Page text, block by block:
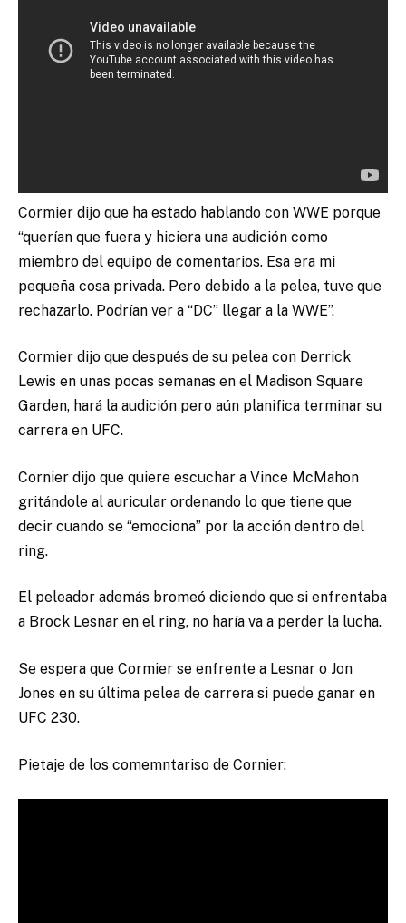
Cormier dijo que ha estado hablando con WWE porque
“querían que fuera y hiciera una audición como
miembro del equipo de comentarios. Esa era mi
pequeña cosa privada. Pero debido a la pelea, tuve que
rechazarlo. Podrían ver a “DC” llegar a la WWE”.
Cormier dijo que después de su pelea con Derrick
Lewis en unas pocas semanas en el Madison Square
Garden, hará la audición pero aún planifica terminar su
carrera en UFC.
Cornier dijo que quiere escuchar a Vince McMahon
gritándole al auricular ordenando lo que tiene que
decir cuando se “emociona” por la acción dentro del
ring.
El peleador además bromeó diciendo que si enfrentaba
a Brock Lesnar en el ring, no haría va a perder la lucha.
Se espera que Cormier se enfrente a Lesnar o Jon
Jones en su última pelea de carrera si puede ganar en
UFC 230.
Pietaje de los comemntariso de Cornier: